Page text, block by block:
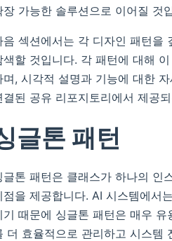
장 가능한 솔루션으로 이어질 것
음 섹션에서는 각 디자인 패턴을
색할 것입니다. 각 패턴에 대해
며, 시각적 설명과 기능에 대한
결된 공유 리포지토리에서 제공
글톤 패턴
글톤 패턴은 클래스가 하나의 인
점을 제공합니다. AI 시스템에서
기 때문에 싱글톤 패턴은 매우
더 효율적으로 관리하고 시스템